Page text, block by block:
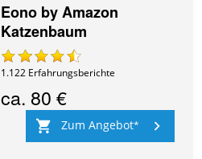
Eono by Amazon
Katzenbaum
1.122 Erfahrungsberichte
ca. 80 €
Zum Angebot